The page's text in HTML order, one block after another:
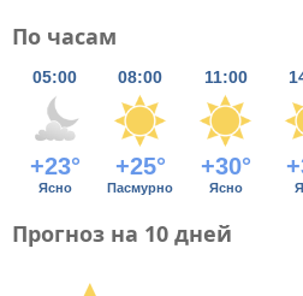
По часам
05:00 08:00 11:00
+23° +25° +30°
Ясно Пасмурно Ясно
Прогноз на 10 дней